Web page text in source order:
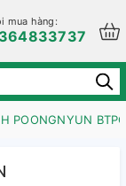
mua hàng:
POONGNYUN